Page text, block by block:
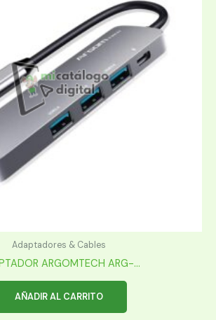
Adaptadores & Cables
ARGOMTECH ARG-...
AÑADIR AL CARRITO